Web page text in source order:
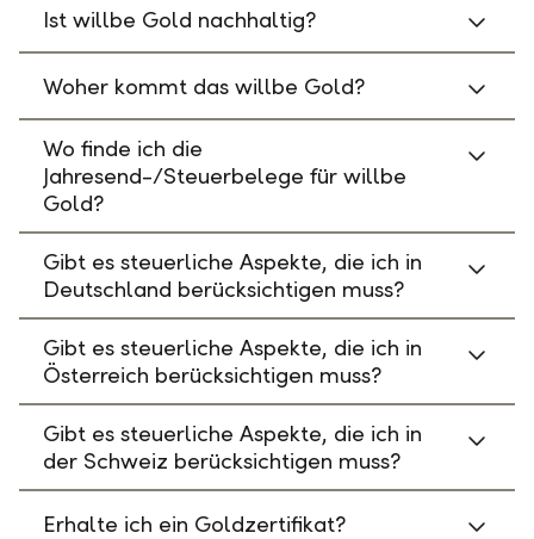
Ist willbe Gold nachhaltig?
Woher kommt das willbe Gold?
Wo finde ich die
Jahresend-/Steuerbelege für willbe
Gold?
Gibt es steuerliche Aspekte, die ich in
Deutschland berücksichtigen muss?
Gibt es steuerliche Aspekte, die ich in
Österreich berücksichtigen muss?
Gibt es steuerliche Aspekte, die ich in
der Schweiz berücksichtigen muss?
Erhalte ich ein Goldzertifikat?